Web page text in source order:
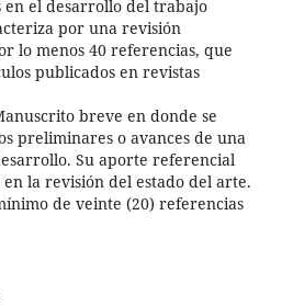
en el desarrollo del trabajo
por una revisión
lo menos 40 referencias, que
publicados en revistas
breve en donde se
preliminares o avances de una
Su aporte referencial
la revisión del estado del arte.
de veinte (20) referencias